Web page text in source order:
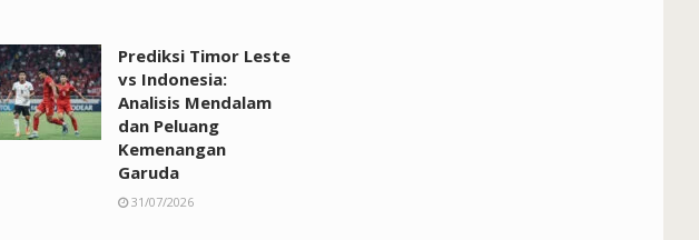
Prediksi Timor Leste
vs Indonesia:
Analisis Mendalam
dan Peluang
Kemenangan
Garuda
31/07/2026